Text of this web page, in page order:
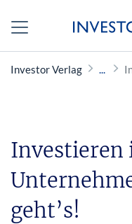
Investor Verlag
Investieren
geht’s!